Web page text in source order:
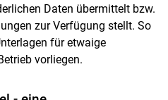
Daten übermittelt bzw.
zur Verfügung stellt. So
für etwaige
vorliegen.